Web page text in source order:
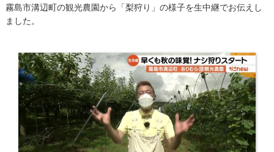
霧島市溝辺町の観光農園から「​梨狩り」の様子を生中継でお伝えし
ました。